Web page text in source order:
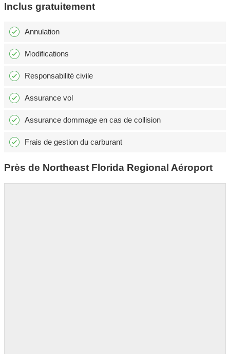
Inclus gratuitement
Annulation
Modifications
Responsabilité civile
Assurance vol
Assurance dommage en cas de collision
Frais de gestion du carburant
Près de Northeast Florida Regional Aéroport